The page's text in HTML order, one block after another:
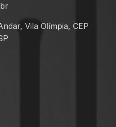
Vila Olímpia, CEP